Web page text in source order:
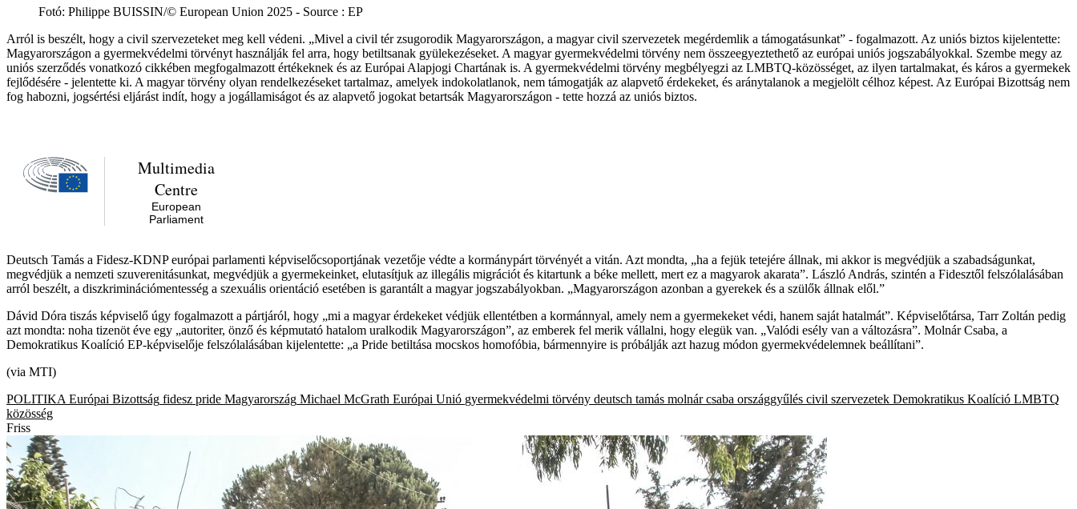
Fotó: Philippe BUISSIN/© European Union 2025 - Source : EP
Arról is beszélt, hogy a civil szervezeteket meg kell védeni. „Mivel a civil tér zsugorodik Magyarországon, a magyar civil szervezetek megérdemlik a támogatásunkat” - fogalmazott. Az uniós biztos kijelentette:
Magyarországon a gyermekvédelmi törvényt használják fel arra, hogy betiltsanak gyülekezéseket. A magyar gyermekvédelmi törvény nem összeegyeztethető az európai uniós jogszabályokkal. Szembe megy az
uniós szerződés vonatkozó cikkében megfogalmazott értékeknek és az Európai Alapjogi Chartának is. A gyermekvédelmi törvény megbélyegzi az LMBTQ-közösséget, az ilyen tartalmakat, és káros a gyermekek
fejlődésére - jelentette ki. A magyar törvény olyan rendelkezéseket tartalmaz, amelyek indokolatlanok, nem támogatják az alapvető érdekeket, és aránytalanok a megjelölt célhoz képest. Az Európai Bizottság nem
fog habozni, jogsértési eljárást indít, hogy a jogállamiságot és az alapvető jogokat betartsák Magyarországon - tette hozzá az uniós biztos.
Deutsch Tamás a Fidesz-KDNP európai parlamenti képviselőcsoportjának vezetője védte a kormánypárt törvényét a vitán. Azt mondta, „ha a fejük tetejére állnak, mi akkor is megvédjük a szabadságunkat,
megvédjük a nemzeti szuverenitásunkat, megvédjük a gyermekeinket, elutasítjuk az illegális migrációt és kitartunk a béke mellett, mert ez a magyarok akarata”. László András, szintén a Fidesztől felszólalásában
arról beszélt, a diszkriminációmentesség a szexuális orientáció esetében is garantált a magyar jogszabályokban. „Magyarországon azonban a gyerekek és a szülők állnak elől.”
Dávid Dóra tiszás képviselő úgy fogalmazott a pártjáról, hogy „mi a magyar érdekeket védjük ellentétben a kormánnyal, amely nem a gyermekeket védi, hanem saját hatalmát”. Képviselőtársa, Tarr Zoltán pedig
azt mondta: noha tizenöt éve egy „autoriter, önző és képmutató hatalom uralkodik Magyarországon”, az emberek fel merik vállalni, hogy elegük van. „Valódi esély van a változásra”. Molnár Csaba, a
Demokratikus Koalíció EP-képviselője felszólalásában kijelentette: „a Pride betiltása mocskos homofóbia, bármennyire is próbálják azt hazug módon gyermekvédelemnek beállítani”.
(via MTI)
POLITIKA Európai Bizottság fidesz pride Magyarország Michael McGrath Európai Unió gyermekvédelmi törvény deutsch tamás molnár csaba országgyűlés civil szervezetek Demokratikus Koalíció LMBTQ
közösség
Friss